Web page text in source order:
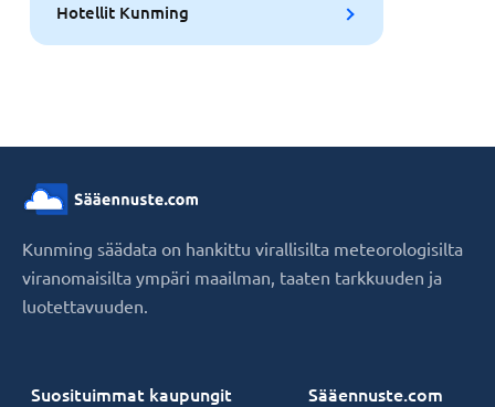
Hotellit Kunming
Kunming säädata on hankittu virallisilta meteorologisilta
viranomaisilta ympäri maailman, taaten tarkkuuden ja
luotettavuuden.
Suosituimmat kaupungit Sääennuste.com